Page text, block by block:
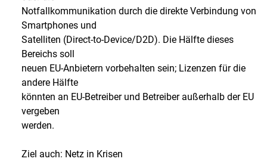
Notfallkommunikation durch die direkte Verbindung von
Smartphones und
Satelliten (Direct-to-Device/D2D). Die Hälfte dieses
Bereichs soll
neuen EU-Anbietern vorbehalten sein; Lizenzen für die
andere Hälfte
könnten an EU-Betreiber und Betreiber außerhalb der EU
vergeben
werden.
Ziel auch: Netz in Krisen